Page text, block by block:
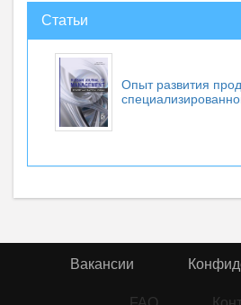
Статьи
Опыт развития
Вакансии